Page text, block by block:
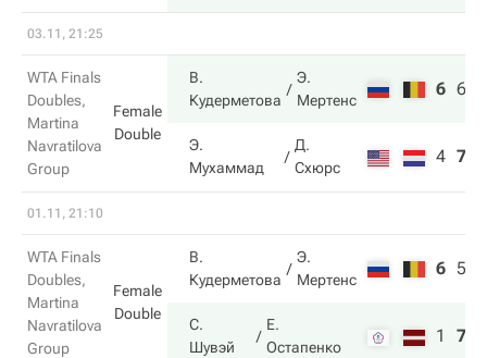
03.11, 21:25
WTA Finals
Doubles,
Martina
Navratilova
Group
Female
Double
В.
Кудерметова
Э.
Мертенс
6 6
Э.
Мухаммад
Д.
Схюрс
4 7
01.11, 21:10
WTA Finals
Doubles,
Martina
Navratilova
Group
Female
Double
В.
Кудерметова
Э.
Мертенс
6 5
С.
Шувэй
Е.
Остапенко
1 7